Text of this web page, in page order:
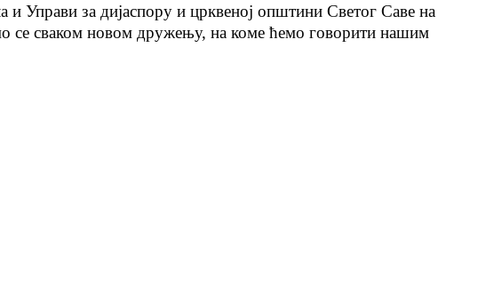
и Управи за дијаспору и црквеној општини Светог Саве на
се сваком новом дружењу, на коме ћемо говорити нашим